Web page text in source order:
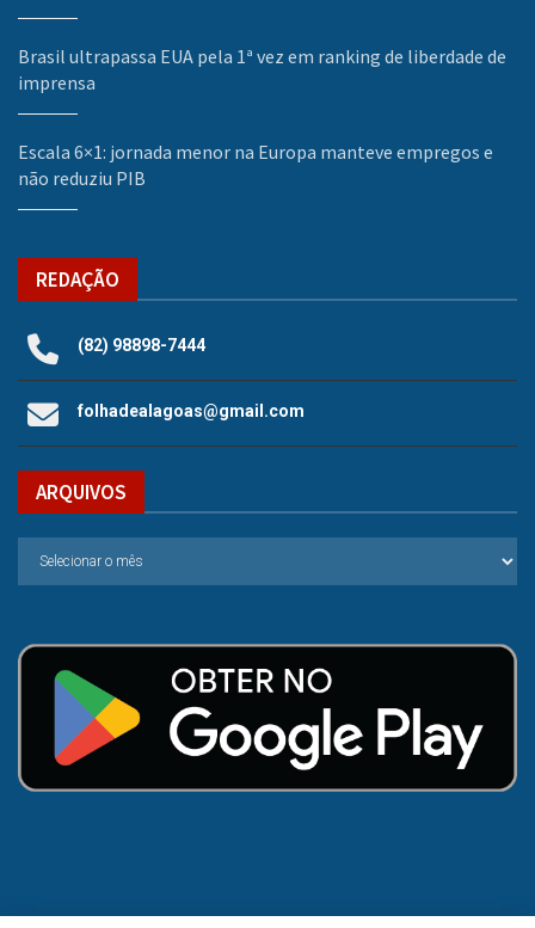
Brasil ultrapassa EUA pela 1ª vez em ranking de liberdade de
imprensa
Escala 6×1: jornada menor na Europa manteve empregos e
não reduziu PIB
REDAÇÃO
(82) 98898-7444
folhadealagoas@gmail.com
ARQUIVOS